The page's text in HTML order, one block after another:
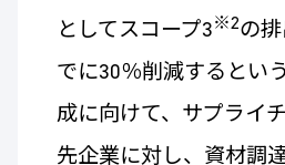
としてスコープ3※2の
でに30％削減するとい
成に向けて、サプライ
先企業に対し、資材調